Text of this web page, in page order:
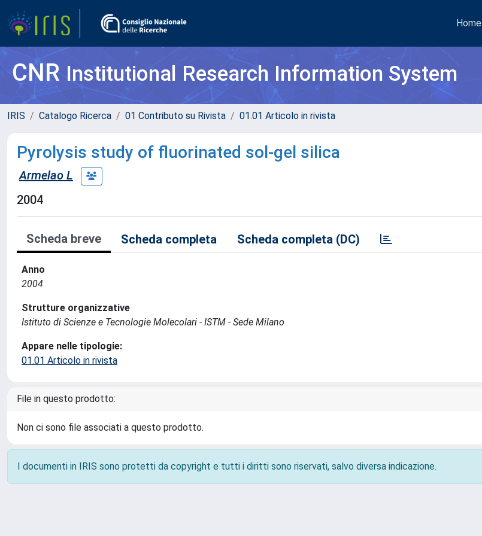
Home
CNRInstitutional Research Information System
IRIS Catalogo Ricerca 01 Contributo su Rivista 01.01 Articolo in rivista
Pyrolysis study of fluorinated sol-gel silica
Armelao L
2004
Scheda breve Scheda completa Scheda completa (DC)
Anno
2004
Strutture organizzative
Istituto di Scienze e Tecnologie Molecolari - ISTM - Sede Milano
Appare nelle tipologie:
01.01 Articolo in rivista
File in questo prodotto:
Non ci sono file associati a questo prodotto.
I documenti in IRIS sono protetti da copyright e tutti i diritti sono riservati, salvo diversa indicazione.